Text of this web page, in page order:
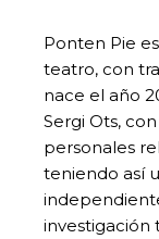
Ponten Pie
teatro, con
nace el año
Sergi Ots,
personales
teniendo así
investigación